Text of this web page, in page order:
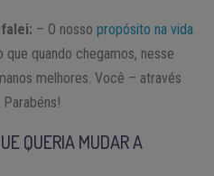
– O nosso propósito na vida
que quando chegamos, nesse
melhores. Você – através
QUERIA MUDAR A